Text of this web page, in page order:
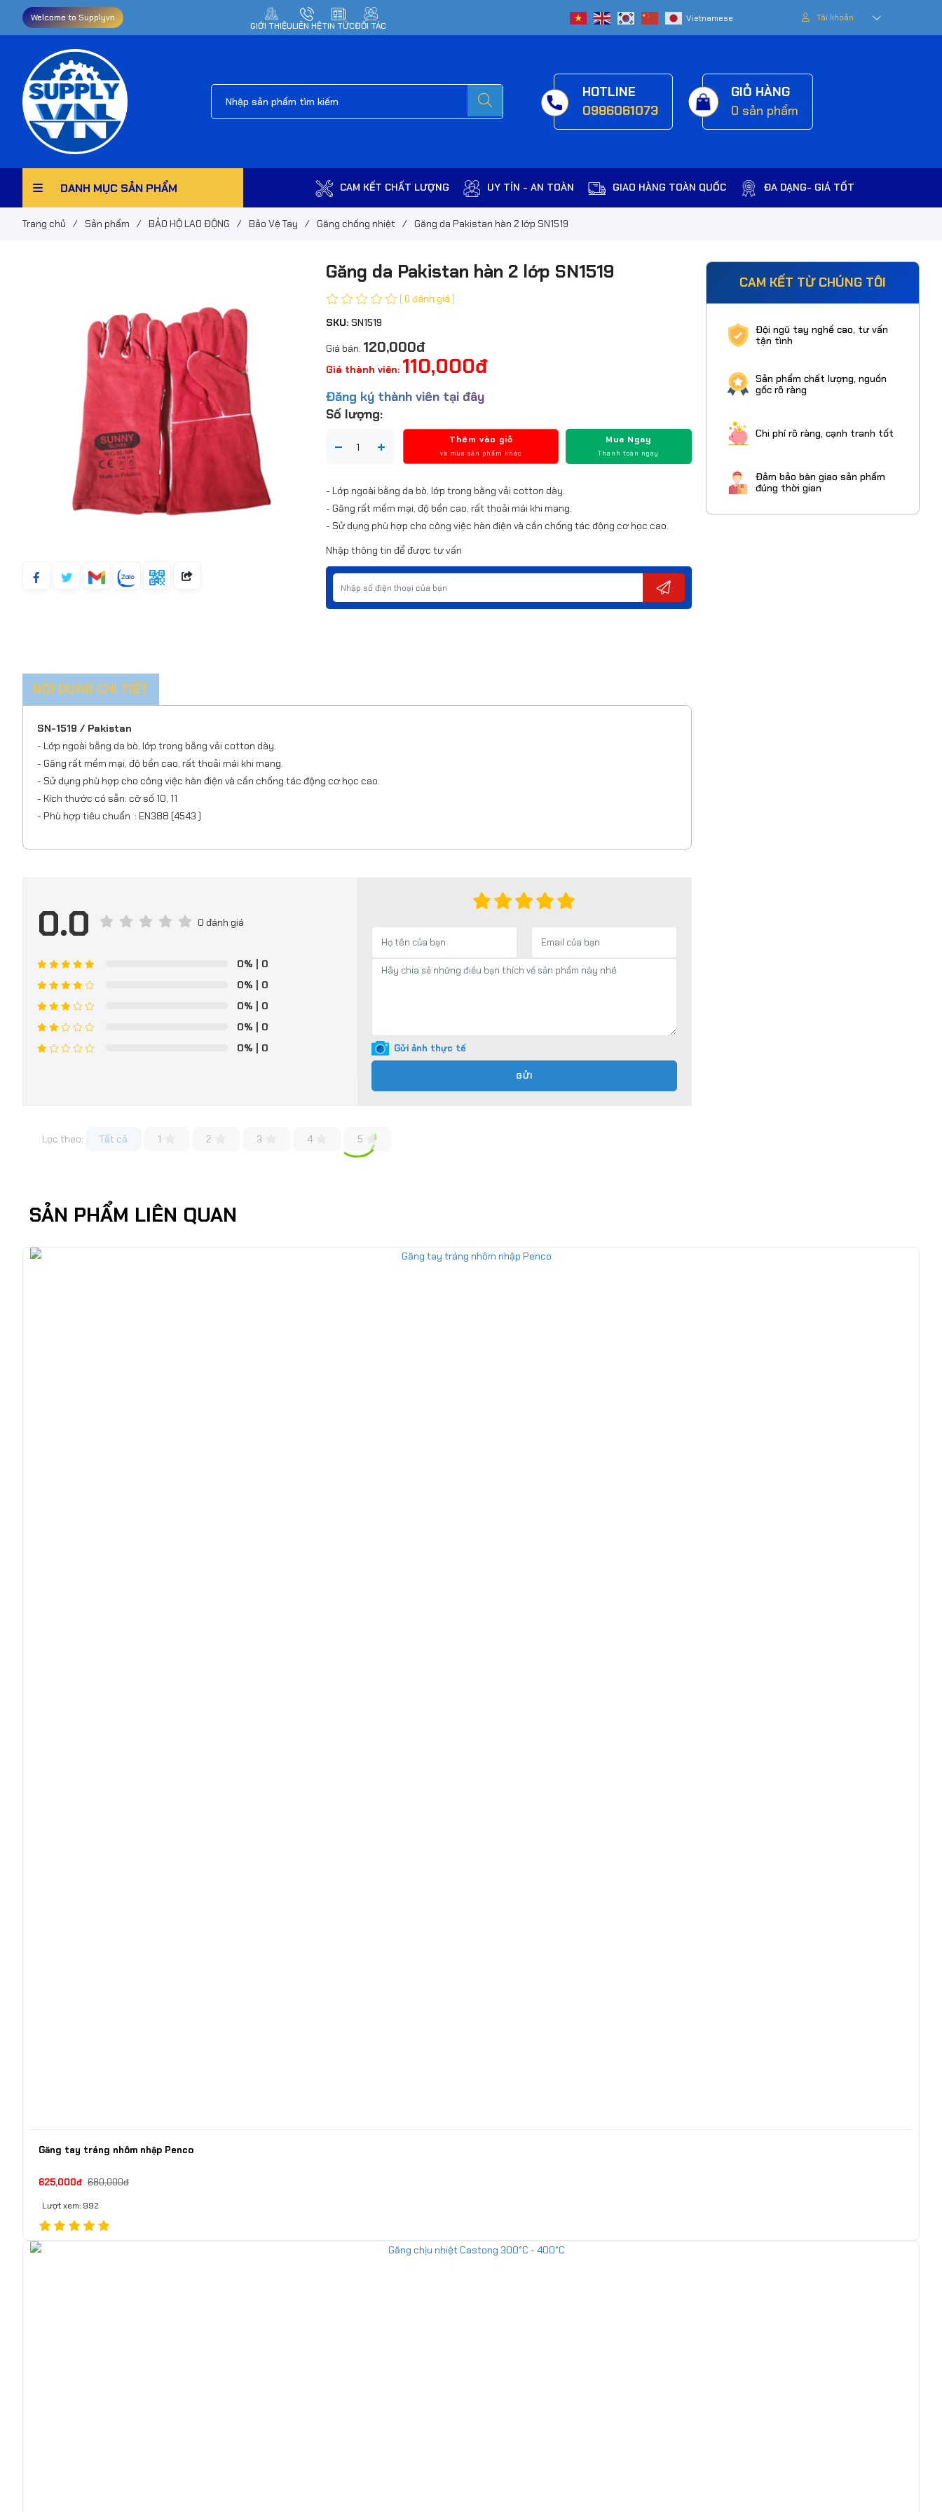
Welcome to Supplyvn
GIỚI THIỆULIÊN HỆTIN TỨCĐỐI TÁC
Tài khoản
HOTLINE
0986061073
GIỎ HÀNG
0 sản phẩm
DANH MỤC SẢN PHẨM CAM KẾT CHẤT LƯỢNG UY TÍN - AN TOÀN GIAO HÀNG TOÀN QUỐC ĐA DẠNG- GIÁ TỐT
Trang chủ / Sản phẩm / BẢO HỘ LAO ĐỘNG / Bảo Vệ Tay / Găng chống nhiệt / Găng da Pakistan hàn 2 lớp SN1519
Găng da Pakistan hàn 2 lớp SN1519
( 0 đánh giá )
SKU:SN1519
Giá bán: 120,000đ
Giá thành viên: 110,000đ
Đăng ký thành viên tại đây
Số lượng:
Thêm vào giỏ
và mua sản phẩm khác
Mua Ngay
Thanh toán ngay
- Lớp ngoài bằng da bò, lớp trong bằng vải cotton dày.
- Găng rất mềm mại, độ bền cao, rất thoải mái khi mang.
- Sử dụng phù hợp cho công việc hàn điện và cần chống tác động cơ học cao.
Nhập thông tin để được tư vấn
CAM KẾT TỪ CHÚNG TÔI
Đội ngũ tay nghề cao, tư vấn
tận tình
Sản phẩm chất lượng, nguồn
gốc rõ ràng
Chi phí rõ ràng, cạnh tranh tốt
Đảm bảo bàn giao sản phẩm
đúng thời gian
NỘI DUNG CHI TIẾT
SN-1519 / Pakistan
- Lớp ngoài bằng da bò, lớp trong bằng vải cotton dày.
- Găng rất mềm mại, độ bền cao, rất thoải mái khi mang.
- Sử dụng phù hợp cho công việc hàn điện và cần chống tác động cơ học cao.
- Kích thước có sẵn: cỡ số 10, 11
- Phù hợp tiêu chuẩn : EN388 (4543 )
0.0 0 đánh giá
0% | 0
0% | 0
0% | 0
0% | 0
0% | 0 Gửi ảnh thực tế
GỬI
Lọc theo: Tất cả 1 2 3 4 5
SẢN PHẨM LIÊN QUAN
Găng tay tráng nhôm nhập Penco
625,000đ 680,000đ
Lượt xem: 992